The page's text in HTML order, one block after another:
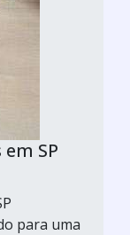
SP
para uma